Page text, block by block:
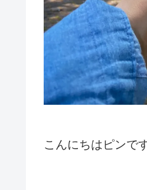
こんにちはピンです